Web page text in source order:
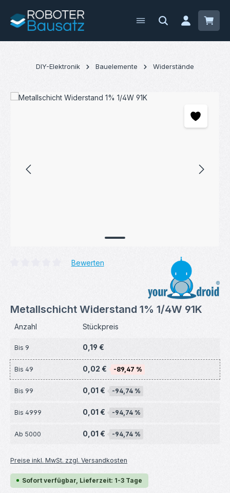
Zum Hauptinhalt springen
DIY-Elektronik Bauelemente Widerstände
Bildergalerie überspringen
Durchschnittliche Bewertung von 0 von 5 Sternen
Bewerten
Metallschicht Widerstand 1% 1/4W 91K
Anzahl Stückpreis
Bis 9 0,19 €
Bis 49 0,02 € -89,47 %
Bis 99 0,01 € -94,74 %
Bis 4999 0,01 € -94,74 %
Ab 5000 0,01 € -94,74 %
Preise inkl. MwSt. zzgl. Versandkosten
Sofort verfügbar, Lieferzeit: 1-3 Tage